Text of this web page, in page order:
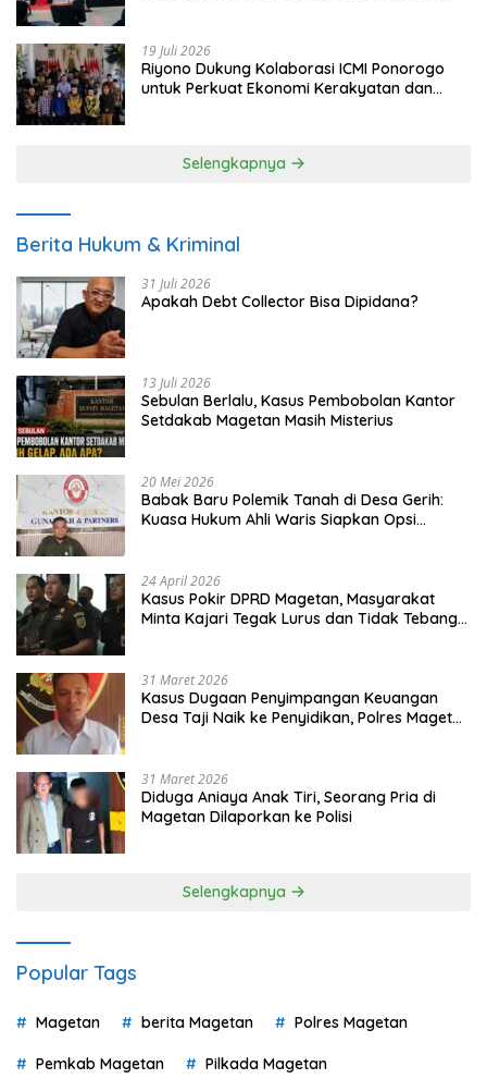
19 Juli 2026
Riyono Dukung Kolaborasi ICMI Ponorogo
untuk Perkuat Ekonomi Kerakyatan dan
Selengkapnya
Berita Hukum & Kriminal
31 Juli 2026
Apakah Debt Collector Bisa Dipidana?
13 Juli 2026
Sebulan Berlalu, Kasus Pembobolan Kantor
Setdakab Magetan Masih Misterius
20 Mei 2026
Babak Baru Polemik Tanah di Desa Gerih:
Kuasa Hukum Ahli Waris Siapkan Opsi
24 April 2026
Kasus Pokir DPRD Magetan, Masyarakat
Minta Kajari Tegak Lurus dan Tidak Tebang
31 Maret 2026
Kasus Dugaan Penyimpangan Keuangan
Desa Taji Naik ke Penyidikan, Polres Magetan
31 Maret 2026
Diduga Aniaya Anak Tiri, Seorang Pria di
Magetan Dilaporkan ke Polisi
Selengkapnya
Popular Tags
Magetan berita Magetan Polres Magetan
Pemkab Magetan Pilkada Magetan